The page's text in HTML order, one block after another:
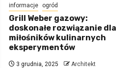
informacje ogród
Grill Weber gazowy:
doskonałe rozwiązanie dla
miłośników kulinarnych
eksperymentów
3 grudnia, 2025 Architekt